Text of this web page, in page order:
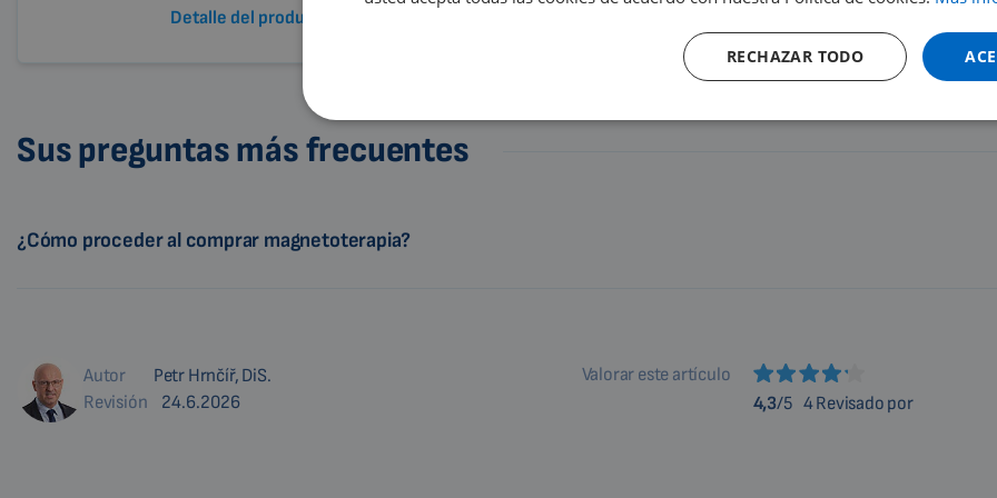
Detalle del producto
Sus preguntas más frecuentes
¿Cómo proceder al comprar magnetoterapia?
Autor
Petr Hrnčíř, DiS.
Revisión
24.6.2026
Valorar este artículo
4,3/5 4 Revisado por
RECHAZAR TODO